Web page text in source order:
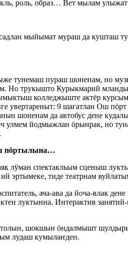
роль, образ… Вет мылам улыжат
мыйымат мураш да кушташ
тунемаш пураш шоненам, но
трукышто Курыкмарий
колледжыште актёр
9 шагатлан Ош
шоненам да автобус дене
йодмыжлан ӧрынрак, но
пӧртылына…
спектакльым сценыш
тиде театрнам
ача-ава да йоча-влак
луктынна. Интерактив
шокшын ӧндалмышт
лудаш кумылаҥден.